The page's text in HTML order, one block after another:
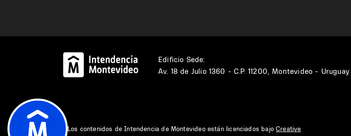
Edificio Sede:
Av. 18 de Julio 1360 - C.P. 11200, Montevideo - Uruguay
Los contenidos de Intendencia de Montevideo están licenciados bajoCreative